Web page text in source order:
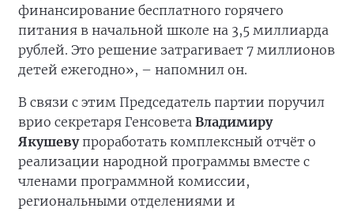
финансирование бесплатного горячего
питания в начальной школе на 3,5 миллиарда
рублей. Это решение затрагивает 7 миллионов
детей ежегодно», – напомнил он.
В связи с этим Председатель партии поручил
врио секретаря Генсовета Владимиру
Якушевупроработать комплексный отчёт о
реализации народной программы вместе с
членами программной комиссии,
региональными отделениями и